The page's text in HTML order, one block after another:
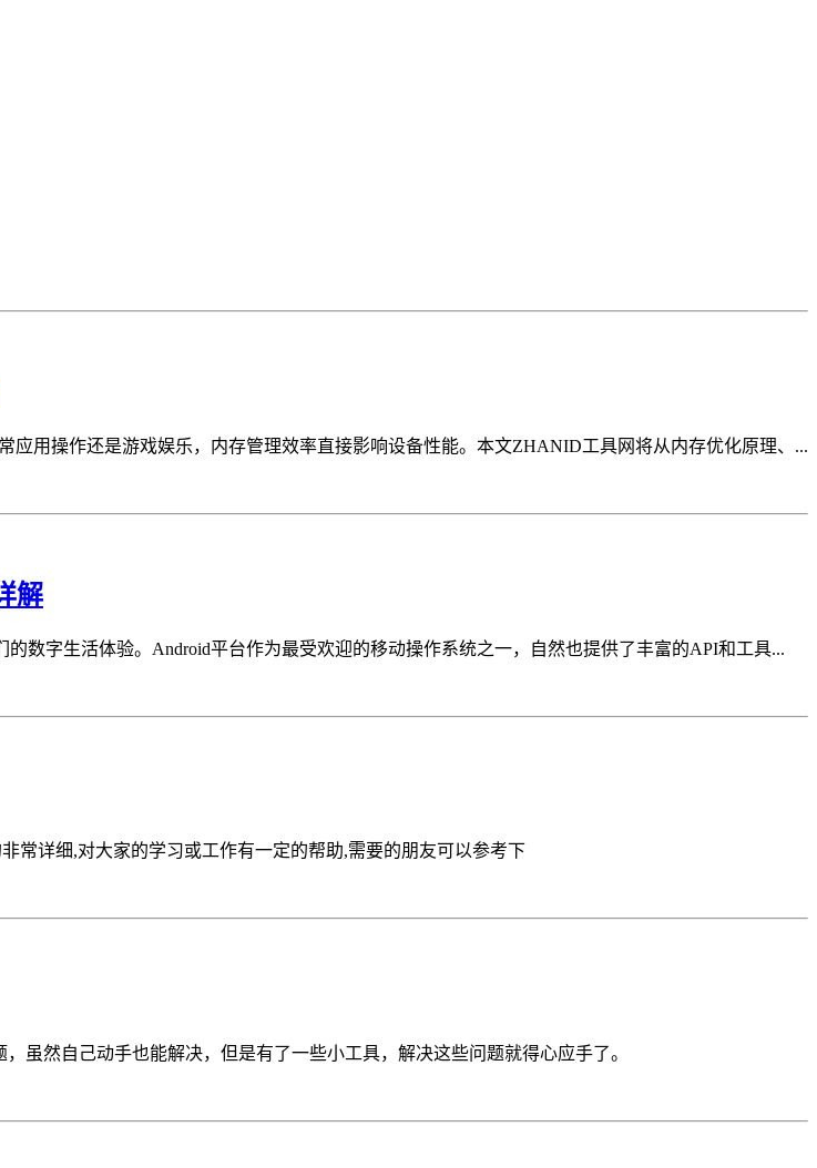
用操作还是游戏娱乐，内存管理效率直接影响设备性能。本文ZHANID工具网将从内存优化原理、...
解
数字生活体验。Android平台作为最受欢迎的移动操作系统之一，自然也提供了丰富的API和工具...
常详细,对大家的学习或工作有一定的帮助,需要的朋友可以参考下
虽然自己动手也能解决，但是有了一些小工具，解决这些问题就得心应手了。